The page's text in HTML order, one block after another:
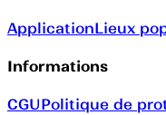
ApplicationLieux
Informations
CGUPolitique de